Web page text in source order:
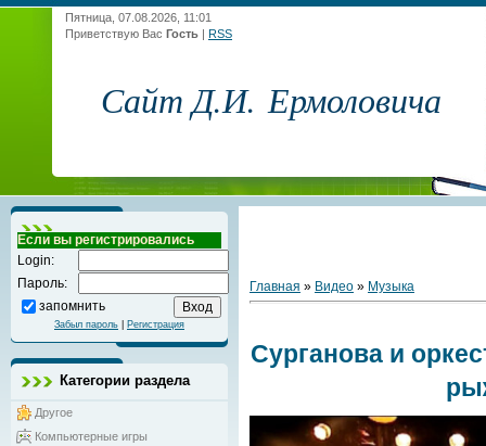
Пятница, 07.08.2026, 11:01
Приветствую Вас Гость | RSS
Сайт Д.И. Ермоловича
Если вы регистрировались
Login:
Пароль:
запомнить
Забыл пароль Регистрация
Категории раздела
Другое
Компьютерные игры
Главная » Видео » Музыка
Сурганова и